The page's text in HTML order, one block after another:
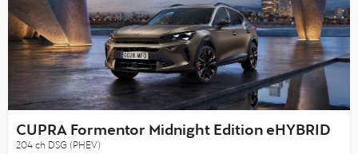
CUPRA Formentor Midnight Edition eHYBRID
204 ch DSG (PHEV)